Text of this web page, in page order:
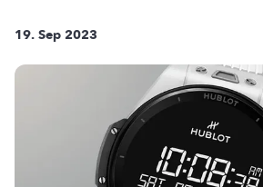
19. Sep 2023